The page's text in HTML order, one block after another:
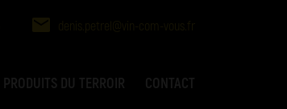
PRODUITS DU TERROIR CONTACT